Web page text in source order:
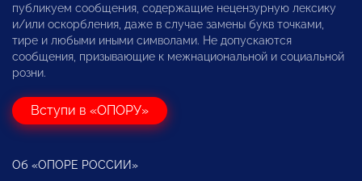
публикуем сообщения, содержащие нецензурную лексику
и/или оскорбления, даже в случае замены букв точками,
тире и любыми иными символами. Не допускаются
сообщения, призывающие к межнациональной и социальной
розни.
Вступи в «ОПОРУ»
Об «ОПОРЕ РОССИИ»